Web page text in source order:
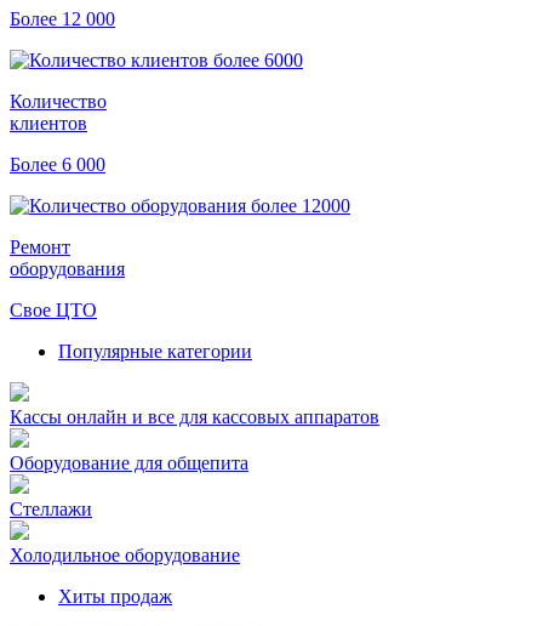
Более 12 000
Количество
клиентов
Более 6 000
Ремонт
оборудования
Свое ЦТО
Популярные категории
Кассы онлайн и все для кассовых аппаратов
Оборудование для общепита
Стеллажи
Холодильное оборудование
Хиты продаж